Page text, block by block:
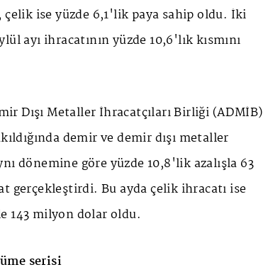
çelik ise yüzde 6,1'lik paya sahip oldu. İki
ayı ihracatının yüzde 10,6'lık kısmını
Dışı Metaller İhracatçıları Birliği (ADMİB)
demir ve demir dışı metaller
dönemine göre yüzde 10,8'lik azalışla 63
gerçekleştirdi. Bu ayda çelik ihracatı ise
143 milyon dolar oldu.
serisi